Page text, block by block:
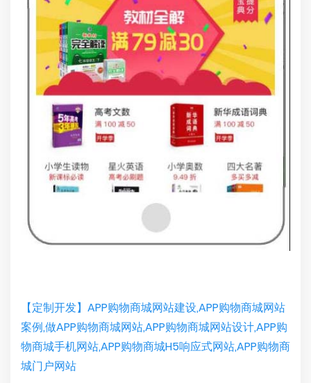
【定制开发】APP购物商城网站建设,APP购物商城网站
案例,做APP购物商城网站,APP购物商城网站设计,APP购
物商城手机网站,APP购物商城H5响应式网站,APP购物商
城门户网站